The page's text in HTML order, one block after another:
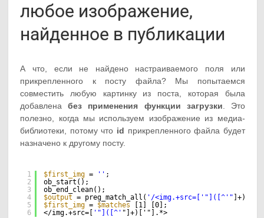
любое изображение,
найденное в публикации
А что, если не найдено настраиваемого поля или
прикрепленного к посту файла? Мы попытаемся
совместить любую картинку из поста, которая была
добавленабез применения функции загрузки . Это
полезно, когда мы используем изображение из медиа-
библиотеки, потому что id прикрепленного файла будет
назначено к другому посту.
1
2
3
4
5
6
$first_img = '' ;
ob_start();
ob_end_clean();
$output
= preg_match_all( '/<img.+src=[' "]([^'"
$first_img = $matches
[1] [0];
</img.+src=[
'"]([^' "]+)['"].*>